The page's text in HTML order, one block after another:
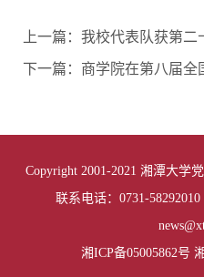
上一篇： 我校代表队获第二十四届
下一篇： 商学院在第八届全国金融
Copyright 2001-2021 湘潭大学
联系电话：0731-58292010
湘ICP备05005862号